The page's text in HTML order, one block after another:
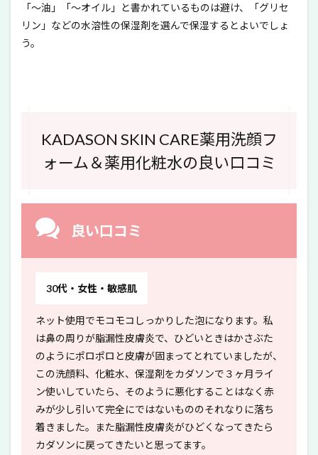
「～油」「～オイル」と書かれているものは避け、「グリセ
リン」などの水溶性の保湿剤を選んで保湿するとよいでしょ
う。
KADASON SKIN CARE薬用洗顔フ
ォーム＆薬用化粧水の良い口コミ
良い口コミ
30代・女性・敏感肌
ネット使用でモコモコしっかりした泡になります。私
は鼻の周りが脂漏性皮膚炎で、ひどいときはかさぶた
のようにポロポロと皮膚が固まってとれていましたが、
この洗顔料、化粧水、保湿剤をカダソンで３ヶ月ライ
ン使いしていたら、そのように悪化することはなく赤
みが少し引いて完全にではないもののそれなりに落ち
着きました。また脂漏性皮膚炎がひどくなってきたら
カダソンに戻ってきたいと思ってます。